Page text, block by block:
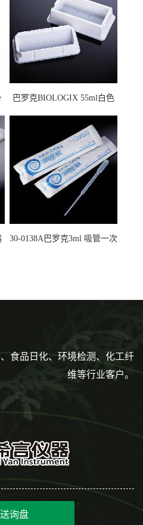
巴罗克BIOLOGIX 55ml白色
马射线灭菌25-0051
30-0138A巴罗克3ml 吸管一次
食品日化、环境检测、化工纤
维等行业客户。
询盘